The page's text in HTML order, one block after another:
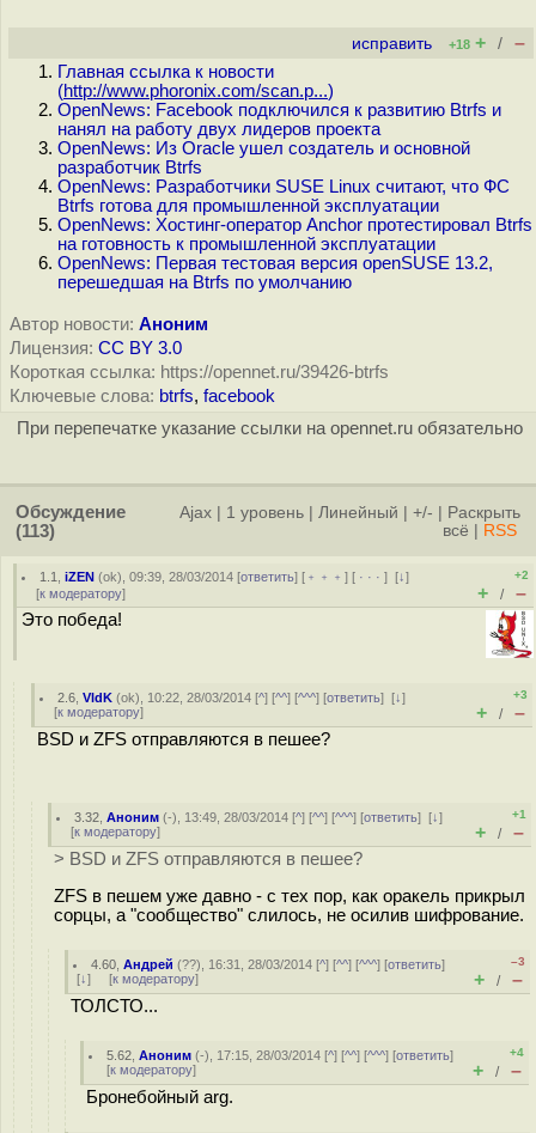
исправить +18 + / –
Главная ссылка к новости
(http://www.phoronix.com/scan.p...)
OpenNews: Facebook подключился к развитию Btrfs и
нанял на работу двух лидеров проекта
OpenNews: Из Oracle ушел создатель и основной
разработчик Btrfs
OpenNews: Разработчики SUSE Linux считают, что ФС
Btrfs готова для промышленной эксплуатации
OpenNews: Хостинг-оператор Anchor протестировал Btrfs
на готовность к промышленной эксплуатации
OpenNews: Первая тестовая версия openSUSE 13.2,
перешедшая на Btrfs по умолчанию
Автор новости: Аноним
Лицензия: CC BY 3.0
Короткая ссылка: https://opennet.ru/39426-btrfs
Ключевые слова: btrfs, facebook
При перепечатке указание ссылки на opennet.ru обязательно
Обсуждение
(113)
Ajax 1 уровень Линейный +/-
Раскрыть
всё
RSS
1.1 ,iZEN (ok), 09:39, 28/03/2014 [ответить] [ ﹢﹢﹢] [ · · ·][↓]
[к модератору]
+2
+ / –
Это победа!
2.6 ,VldK (ok), 10:22, 28/03/2014 [^] [^^] [^^^] [ответить][↓]
[к модератору]
+3
+ / –
BSD и ZFS отправляются в пешее?
3.32 ,Аноним (-), 13:49, 28/03/2014 [^] [^^] [^^^] [ответить][↓]
[к модератору]
+1
+ / –
> BSD и ZFS отправляются в пешее?
ZFS в пешем уже давно - с тех пор, как оракель прикрыл
сорцы, а "сообщество" слилось, не осилив шифрование.
4.60 ,Андрей (??), 16:31, 28/03/2014 [^] [^^] [^^^] [ответить]
[↓] [к модератору]
–3
+ / –
ТОЛСТО...
5.62 ,Аноним (-), 17:15, 28/03/2014 [^] [^^] [^^^] [ответить]
[к модератору]
+4
+ / –
Бронебойный arg.